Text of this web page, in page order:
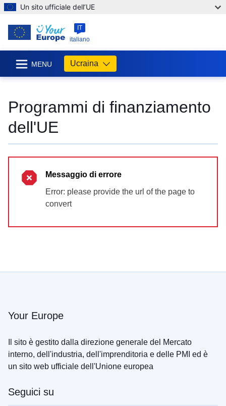
Un sito ufficiale dell’UE
IT
italiano
MENU Ucraina
Programmi di finanziamento
dell'UE
Messaggio di errore
Error: please provide the url of the page to
convert
Your Europe
Il sito è gestito dalla direzione generale del Mercato
interno, dell'industria, dell'imprenditoria e delle PMI ed è
un sito web ufficiale dell'Unione europea
Seguici su